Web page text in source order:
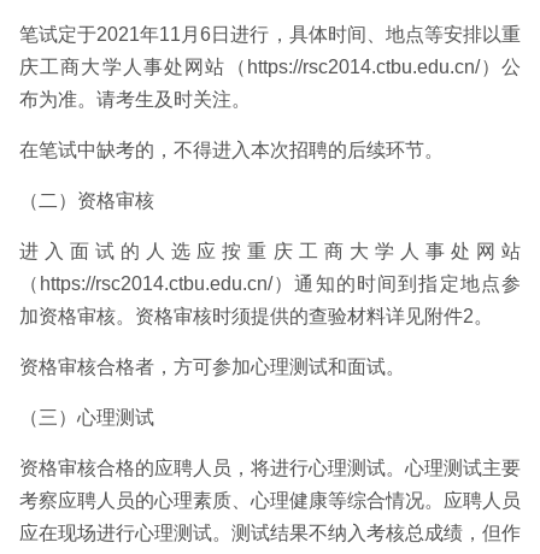
笔试定于2021年11月6日进行，具体时间、地点等安排以重
庆工商大学人事处网站（https://rsc2014.ctbu.edu.cn/）公
布为准。请考生及时关注。
在笔试中缺考的，不得进入本次招聘的后续环节。
（二）资格审核
进入面试的人选应按重庆工商大学人事处网站
（https://rsc2014.ctbu.edu.cn/）通知的时间到指定地点参
加资格审核。资格审核时须提供的查验材料详见附件2。
资格审核合格者，方可参加心理测试和面试。
（三）心理测试
资格审核合格的应聘人员，将进行心理测试。心理测试主要
考察应聘人员的心理素质、心理健康等综合情况。应聘人员
应在现场进行心理测试。测试结果不纳入考核总成绩，但作